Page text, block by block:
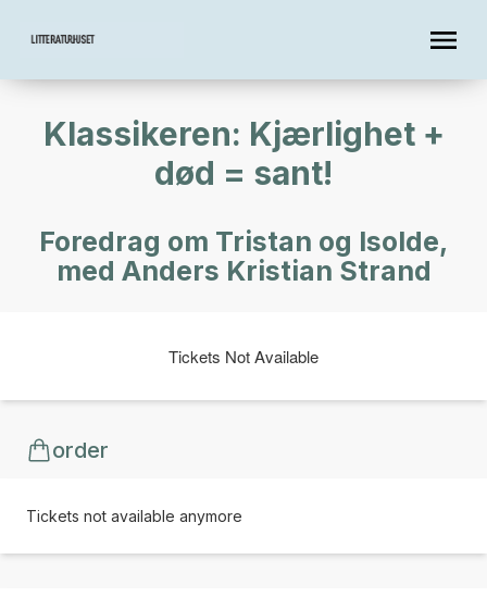
Klassikeren: Kjærlighet +
død = sant!
Foredrag om Tristan og Isolde,
med Anders Kristian Strand
Tickets Not Available
order
Tickets not available anymore